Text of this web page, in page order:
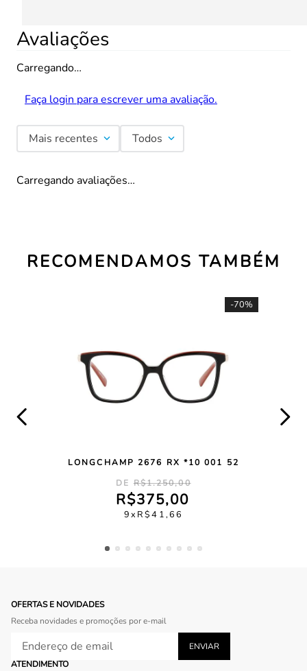
Avaliações
Carregando…
Faça login para escrever uma avaliação.
Mais recentes Todos
Carregando avaliações…
RECOMENDAMOS TAMBÉM
-70%
LONGCHAMP 2676 RX *10 001 52
R$1.250,00
R$375,00
9 R$41,66
OFERTAS E NOVIDADES
Receba novidades e promoções por e-mail
ATENDIMENTO